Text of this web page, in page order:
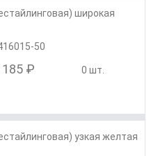
широкая
50
185 ₽ 0 шт.
узкая желтая